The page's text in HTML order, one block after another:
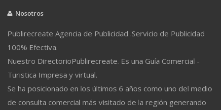
Nosotros
Publirecreate Agencia de Publicidad .Servicio de Publicidad
100% Efectiva.
Nuestro DirectorioPublirecreate. Es una Guía Comercial -
Turistica Impresa y virtual.
Se ha posicionado en los últimos 6 años como uno del medio
de consulta comercial más visitado de la región generando